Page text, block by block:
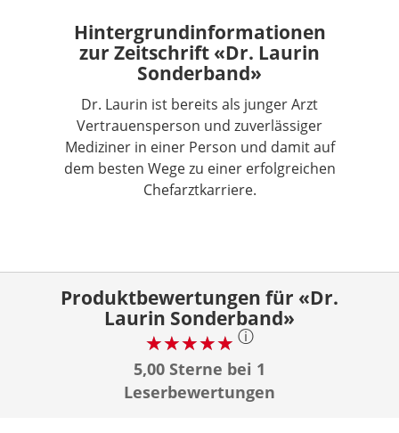
Hintergrundinformationen
zur Zeitschrift «Dr. Laurin
Sonderband»
Dr. Laurin ist bereits als junger Arzt
Vertrauensperson und zuverlässiger
Mediziner in einer Person und damit auf
dem besten Wege zu einer erfolgreichen
Chefarztkarriere.
Produktbewertungen für «Dr.
Laurin Sonderband»
ⓘ
5,00 Sterne bei 1
Leserbewertungen